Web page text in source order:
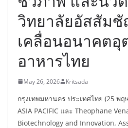
วิทยาลัยอัสสัม
เคลื่อนอนาคตอุ
อาหารไทย
May 26, 2026 Kritsada
กรุงเทพมหานคร ประเทศไทย (25 พ
ASIA PACIFIC และ Theophane
Biotechnology and Innovation,